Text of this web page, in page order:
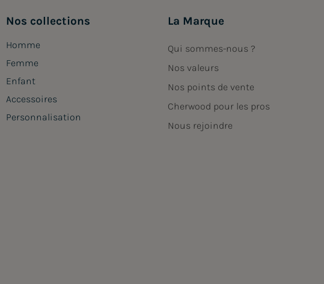
Nos collections
Homme
Femme
Enfant
Accessoires
Personnalisation
La Marque
Qui sommes-nous ?
Nos valeurs
Nos points de vente
Cherwood pour les pros
Nous rejoindre